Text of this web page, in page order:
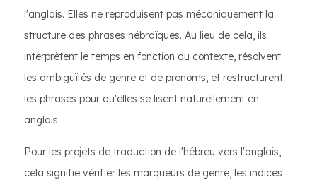
l'anglais. Elles ne reproduisent pas mécaniquement la
structure des phrases hébraïques. Au lieu de cela, ils
interprètent le temps en fonction du contexte, résolvent
les ambiguïtés de genre et de pronoms, et restructurent
les phrases pour qu'elles se lisent naturellement en
anglais.
Pour les projets de traduction de l'hébreu vers l'anglais,
cela signifie vérifier les marqueurs de genre, les indices